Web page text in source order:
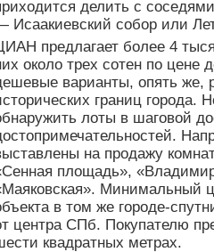
делить с
Исаакиевский собор или
предлагает более 4
около трех сотен по
варианты, опять же,
границ
лоты в шаговой
на продажу
площадь»,
Минимальный
в том же городе-
центра СПб. Покупателю
квадратных метрах.